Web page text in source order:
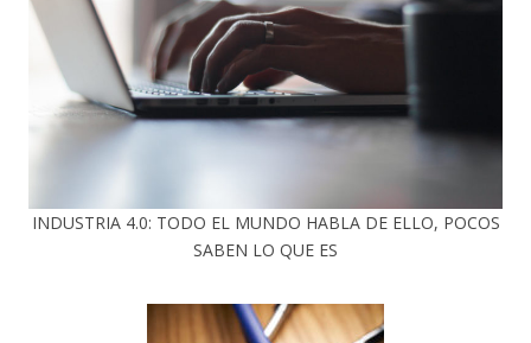
INDUSTRIA 4.0: TODO EL MUNDO HABLA DE ELLO, POCOS
SABEN LO QUE ES